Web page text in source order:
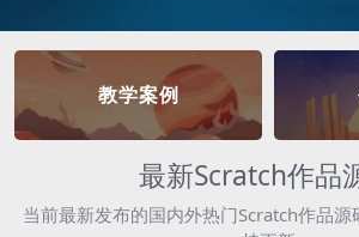
教学案例
最新Scratch作品
当前最新发布的国内外热门Scratch作品